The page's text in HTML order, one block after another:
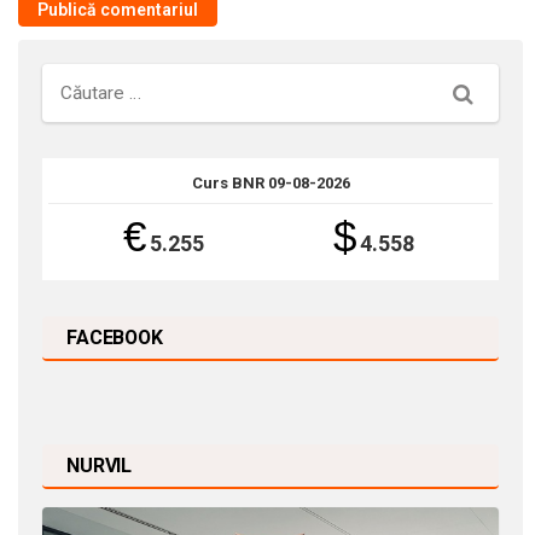
Căutare
Curs BNR 09-08-2026
€5.255 $4.558
FACEBOOK
NURVIL